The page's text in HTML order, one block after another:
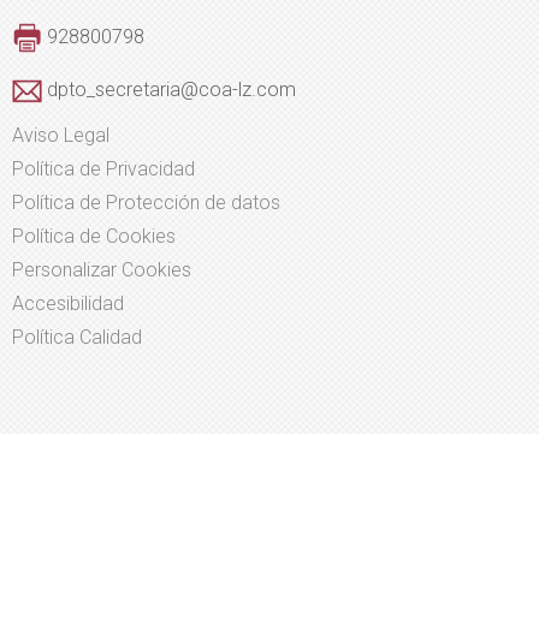
928800798
dpto_secretaria@coa-lz.com
Aviso Legal
Política de Privacidad
Política de Protección de datos
Política de Cookies
Personalizar Cookies
Accesibilidad
Política Calidad